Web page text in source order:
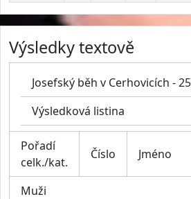
Výsledky textově
Josefský běh v Cerhovicích -
Výsledková listina
Pořadí
celk./kat.
Číslo Jméno
Muži